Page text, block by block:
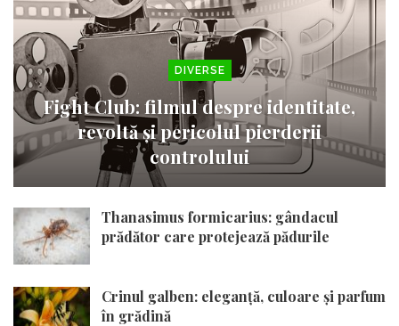
DIVERSE
Fight Club: filmul despre identitate,
revoltă și pericolul pierderii
controlului
Thanasimus formicarius: gândacul
prădător care protejează pădurile
Crinul galben: eleganță, culoare și parfum
în grădină